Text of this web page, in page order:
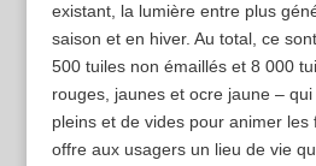
existant, la lumière entre plus
saison et en hiver. Au total, ce
500 tuiles non émaillés et 8 000
rouges, jaunes et ocre jaune –
pleins et de vides pour animer les
offre aux usagers un lieu de vie